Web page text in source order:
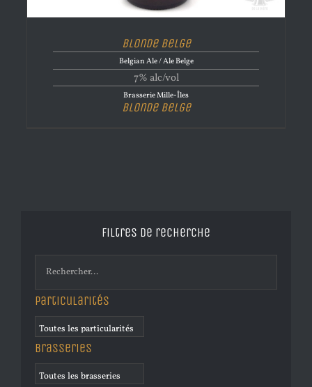
Blonde Belge
Belgian Ale / Ale Belge
7% alc/vol
Brasserie Mille-Îles
Blonde Belge
Filtres de recherche
Particularités
Brasseries